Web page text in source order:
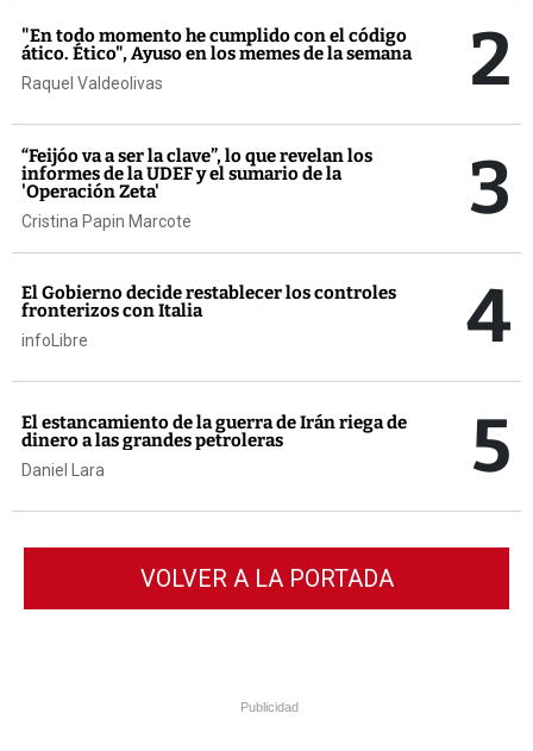
"En todo momento he cumplido con el código
ático. Ético", Ayuso en los memes de la semana
Raquel Valdeolivas 2
“Feijóo va a ser la clave”, lo que revelan los
informes de la UDEF y el sumario de la
'Operación Zeta'
Cristina Papin Marcote 3
El Gobierno decide restablecer los controles
fronterizos con Italia
infoLibre 4
El estancamiento de la guerra de Irán riega de
dinero a las grandes petroleras
Daniel Lara 5
VOLVER A LA PORTADA
Publicidad